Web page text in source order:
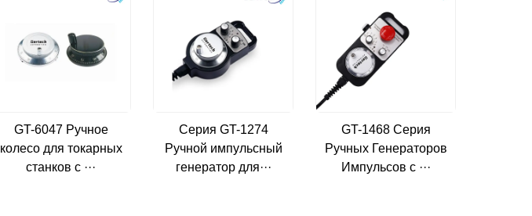
GT-6047 Ручное
колесо для токарных
станков с ···
Серия GT-1274
Ручной импульсный
генератор для···
GT-1468 Серия
Ручных Генераторов
Импульсов с ···